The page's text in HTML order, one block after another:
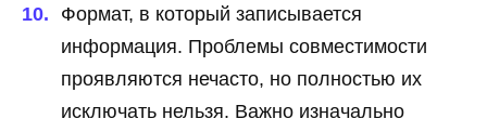
Формат, в который записывается
информация. Проблемы совместимости
проявляются нечасто, но полностью их
исключать нельзя. Важно изначально